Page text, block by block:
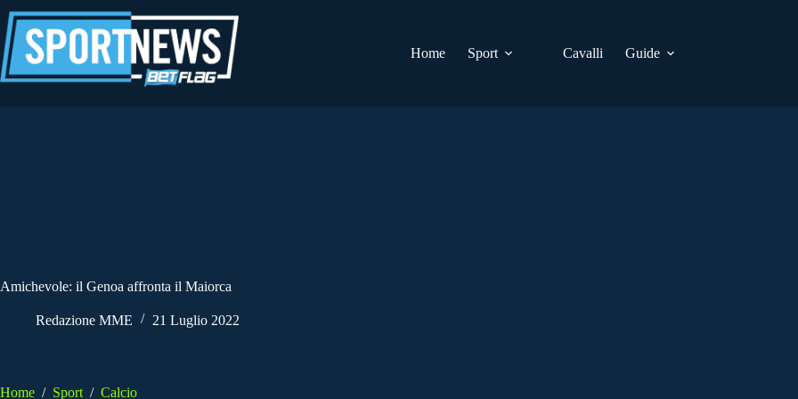
al
contenuto
Home
Sport Cavalli Guide
Amichevole: il Genoa affronta il Maiorca
Redazione MME 21 Luglio 2022
Home / Sport / Calcio